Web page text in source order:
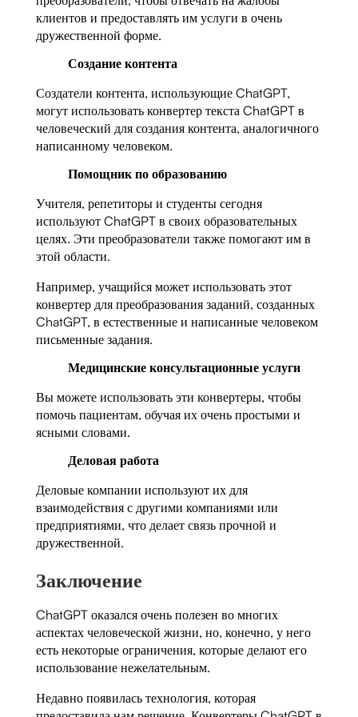
клиентов и предоставлять им услуги в очень
дружественной форме.
Создание контента
Создатели контента, использующие ChatGPT,
могут использовать конвертер текста ChatGPT в
человеческий для создания контента, аналогичного
написанному человеком.
Помощник по образованию
Учителя, репетиторы и студенты сегодня
используют ChatGPT в своих образовательных
целях. Эти преобразователи также помогают им в
этой области.
Например, учащийся может использовать этот
конвертер для преобразования заданий, созданных
ChatGPT, в естественные и написанные человеком
письменные задания.
Медицинские консультационные услуги
Вы можете использовать эти конвертеры, чтобы
помочь пациентам, обучая их очень простыми и
ясными словами.
Деловая работа
Деловые компании используют их для
взаимодействия с другими компаниями или
предприятиями, что делает связь прочной и
дружественной.
Заключение
ChatGPT оказался очень полезен во многих
аспектах человеческой жизни, но, конечно, у него
есть некоторые ограничения, которые делают его
использование нежелательным.
Недавно появилась технология, которая